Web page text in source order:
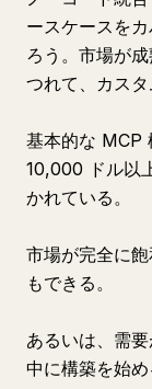
ースケースを
ろう。市場が
つれて、カスタ
基本的な MCP
10,000 ドル以
かれている。
市場が完全に
もできる。
あるいは、需
中に構築を始め